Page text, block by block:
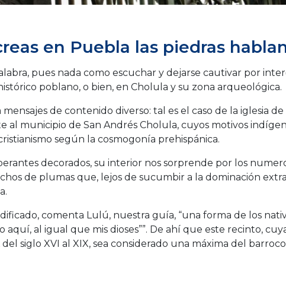
en Puebla las piedras
pues nada como escuchar y dejarse cautivar por
poblano, o bien, en Cholula y su zona arqueológica.
de contenido diverso: tal es el caso de la iglesia
al municipio de San Andrés Cholula, cuyos motivos
según la cosmogonía prehispánica.
decorados, su interior nos sorprende por los
de plumas que, lejos de sucumbir a la dominación
comenta Lulú, nuestra guía, “una forma de los
aquí, al igual que mis dioses””. De ahí que este recinto,
siglo XVI al XIX, sea considerado una máxima del